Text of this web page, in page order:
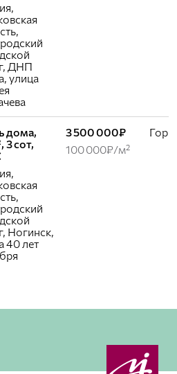
ДНП
улица
дома,
3 сот,
Ногинск,
40 лет
3 500 000₽
100 000₽/м²